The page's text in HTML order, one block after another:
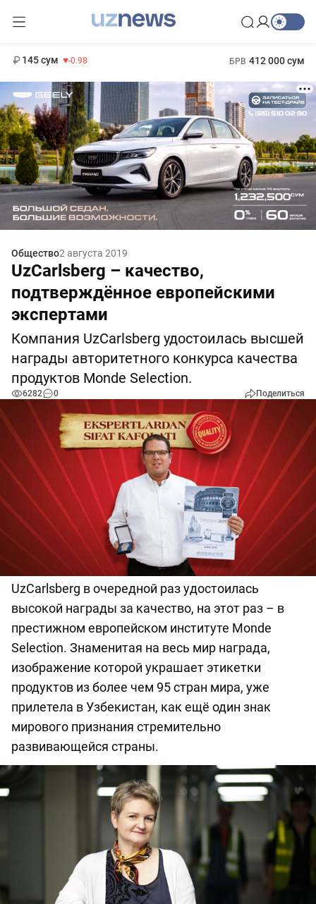
145 сум -0.98 БРВ 412 000 сум
Общество2 августа 2019
UzCarlsberg – качество,
подтверждённое европейскими
экспертами
Компания UzCarlsberg удостоилась высшей
награды авторитетного конкурса качества
продуктов Monde Selection.
6282 0 Поделиться
UzCarlsberg в очередной раз удостоилась
высокой награды за качество, на этот раз – в
престижном европейском институте Monde
Selection. Знаменитая на весь мир награда,
изображение которой украшает этикетки
продуктов из более чем 95 стран мира, уже
прилетела в Узбекистан, как ещё один знак
мирового признания стремительно
развивающейся страны.